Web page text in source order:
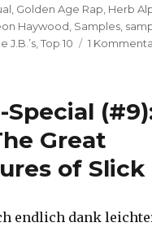
Golden Age Rap Herb
Haywood Samples
J.B.’s ,Top 10 1
Special
Great
of Slick
endlich dank